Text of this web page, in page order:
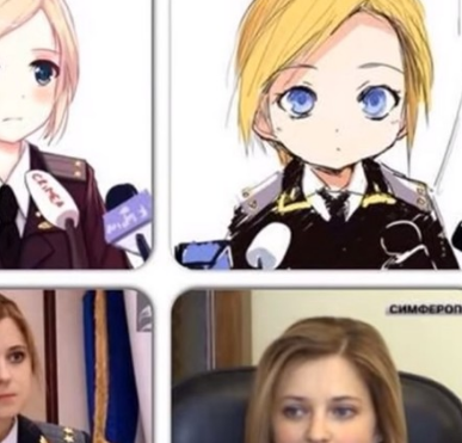
Фридман, Абрамович: какие черты лица